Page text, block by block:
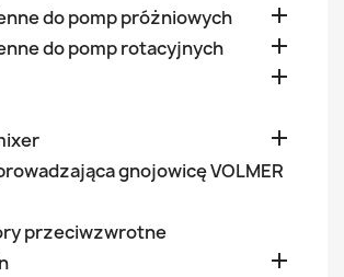
do pomp próżniowych 
do pomp rotacyjnych 


gnojowicę VOLMER
przeciwzwrotne
